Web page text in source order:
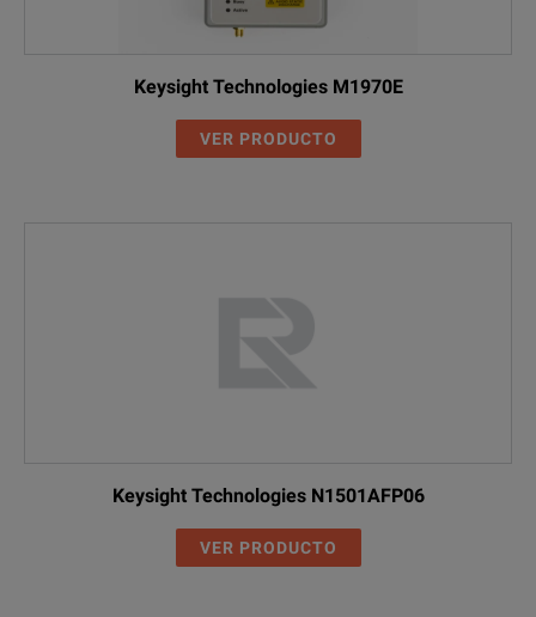
Keysight Technologies M1970E
VER PRODUCTO
Keysight Technologies N1501AFP06
VER PRODUCTO